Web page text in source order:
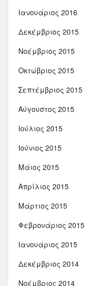
Ιανουάριος 2016
Δεκέμβριος 2015
Νοέμβριος 2015
Οκτώβριος 2015
Σεπτέμβριος 2015
Αύγουστος 2015
Ιούλιος 2015
Ιούνιος 2015
Μάιος 2015
Απρίλιος 2015
Μάρτιος 2015
Φεβρουάριος 2015
Ιανουάριος 2015
Δεκέμβριος 2014
Νοέμβριος 2014